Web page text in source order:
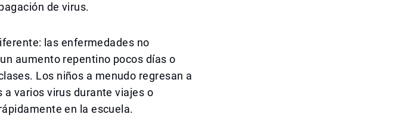
de virus.
las enfermedades no
aumento repentino pocos días o
Los niños a menudo regresan a
varios virus durante viajes o
en la escuela.